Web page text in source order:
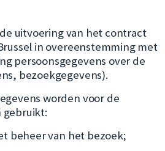
uitvoering van het contract
in overeenstemming met
persoonsgegevens over de
bezoekgegevens).
worden voor de
gebruikt:
beheer van het bezoek;